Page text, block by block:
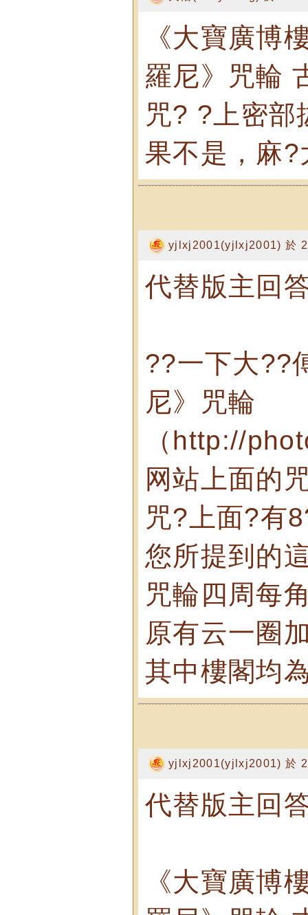
《大寶廣博
羅尼》咒輪
咒? ?上密
果不是，麻
yjlxj2001(yjlxj2001) 於
代替版主回
??一下大??
尼》咒輪
（http://
网站上面的
咒?上面?有
您所提到的
咒輪四周每
原有云一圈
其中樓閣均
yjlxj2001(yjlxj2001) 於
代替版主回
《大寶廣博